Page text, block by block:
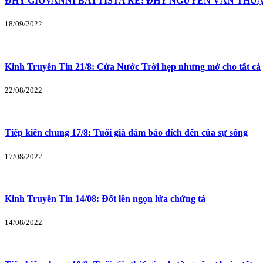
18/09/2022
Kinh Truyền Tin 21/8: Cửa Nước Trời hẹp nhưng mở cho tất cả
22/08/2022
Tiếp kiến chung 17/8: Tuổi già đảm bảo đích đến của sự sống
17/08/2022
Kinh Truyền Tin 14/08: Đốt lên ngọn lửa chứng tá
14/08/2022